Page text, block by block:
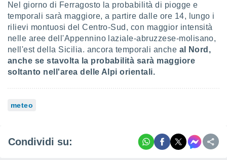
Nel giorno di Ferragosto la probabilità di piogge e
temporali sarà maggiore, a partire dalle ore 14, lungo i
rilievi montuosi del Centro-Sud, con maggior intensità
nelle aree dell'Appennino laziale-abruzzese-molisano,
nell'est della Sicilia. ancora temporali anche al Nord,
anche se stavolta la probabilità sarà maggiore
soltanto nell'area delle Alpi orientali.
meteo
Condividi su: